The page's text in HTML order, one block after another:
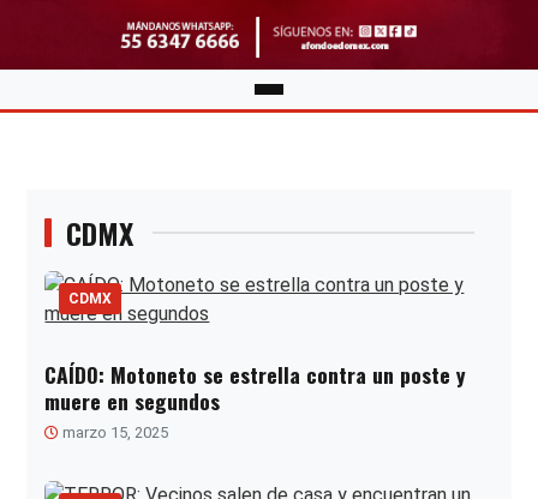
CDMX
CDMX
CAÍDO: Motoneto se estrella contra un poste y
muere en segundos
marzo 15, 2025